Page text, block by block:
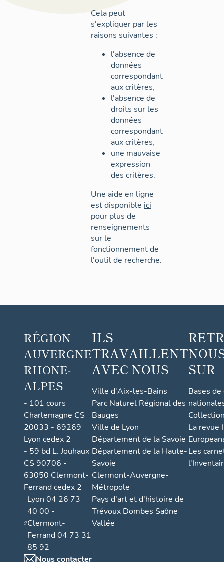
Cela peut
s'expliquer par les
raisons suivantes :
l'absence de
données
correspondant
aux critères,
l'absence de
droits sur les
données
correspondant
aux critères,
une mauvaise
expression
des critères.
Une aide en ligne
est disponible ici
pour plus de
renseignements
sur le
fonctionnement de
l'outil de recherche.
RÉGION
AUVERGNE
RHONE-
ALPES
- 101 cours
Charlemagne CS
20033 - 69269
Lyon cedex 2
- 59 bd L. Jouhaux
CS 90706 -
63050 Clermont-
Ferrand cedex 2
Lyon 04 26 73
40 00 -
Clermont-
Ferrand 04 73 31
85 92
Nous contacter
ILS
TRAVAILLENT
AVEC NOUS
Ville d'Aix-les-Bains
Parc Naturel Régional des
Bauges
Ville de Lyon
Département de la Savoie
Département de la Haute-
Savoie
Clermont-Auvergne-
Métropole
Pays d’art et d’histoire de
Trévoux Dombes Saône
Vallée
SUR
Bases
La revue
Les